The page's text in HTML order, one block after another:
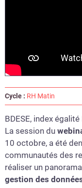
Cycle : RH Matin
BDESE, index
La session du
10 octobre, a été
communautés des
réaliser un
gestion des